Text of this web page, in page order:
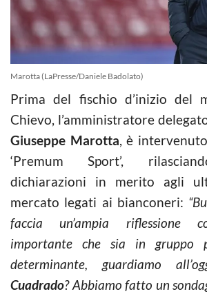
Marotta (LaPresse/Daniele Badolato)
Prima del fischio d’inizio del
Chievo, l’amministratore
Giuseppe Marotta, è
‘Premum Sport’,
dichiarazioni in merito agli
mercato legati ai bianconeri:
faccia un’ampia riflessione
importante che sia in gruppo
determinante, guardiamo
Cuadrado? Abbiamo fatto un